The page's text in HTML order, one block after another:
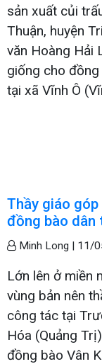
sản xuất củi
Thuận, huyện
văn Hoàng Hải
giống cho
tại xã Vĩnh Ô
Thầy giáo
đồng bào dân
Minh Long | 11/
Lớn lên ở miền
vùng bản nên
công tác tại
Hóa (Quảng
đồng bào Vân